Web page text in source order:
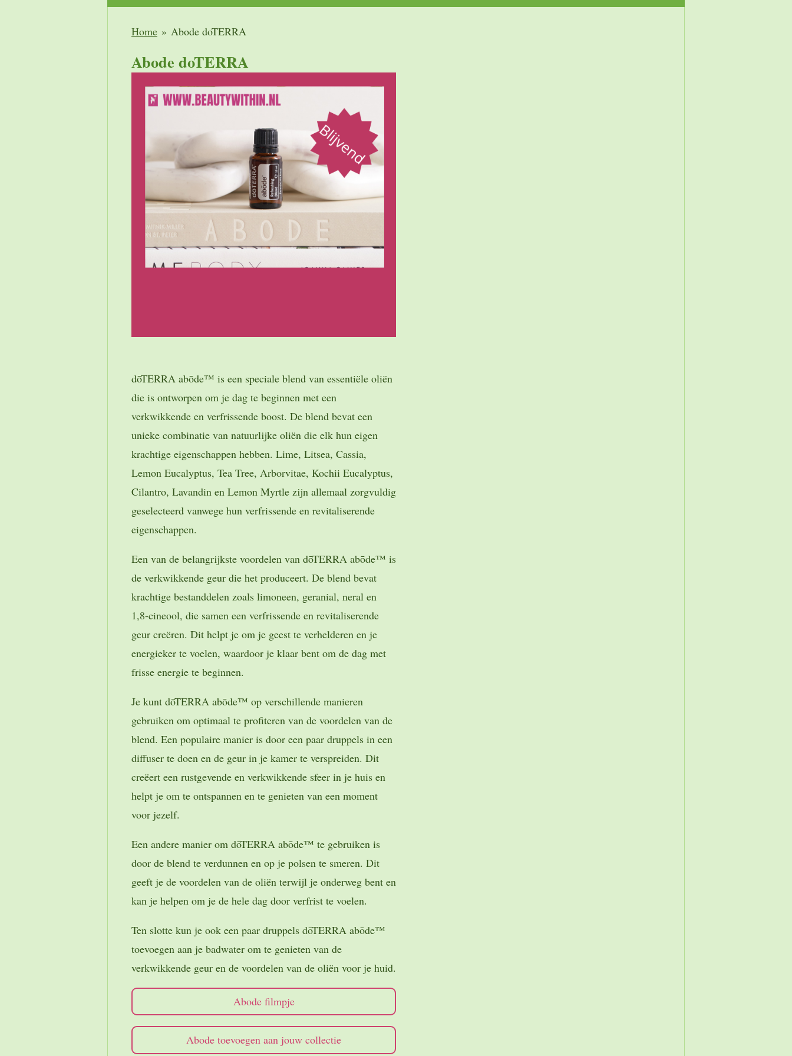
Home » Abode doTERRA
Abode doTERRA
dōTERRA abōde™ is een speciale blend van essentiële oliën
die is ontworpen om je dag te beginnen met een
verkwikkende en verfrissende boost. De blend bevat een
unieke combinatie van natuurlijke oliën die elk hun eigen
krachtige eigenschappen hebben. Lime, Litsea, Cassia,
Lemon Eucalyptus, Tea Tree, Arborvitae, Kochii Eucalyptus,
Cilantro, Lavandin en Lemon Myrtle zijn allemaal zorgvuldig
geselecteerd vanwege hun verfrissende en revitaliserende
eigenschappen.
Een van de belangrijkste voordelen van dōTERRA abōde™ is
de verkwikkende geur die het produceert. De blend bevat
krachtige bestanddelen zoals limoneen, geranial, neral en
1,8-cineool, die samen een verfrissende en revitaliserende
geur creëren. Dit helpt je om je geest te verhelderen en je
energieker te voelen, waardoor je klaar bent om de dag met
frisse energie te beginnen.
Je kunt dōTERRA abōde™ op verschillende manieren
gebruiken om optimaal te profiteren van de voordelen van de
blend. Een populaire manier is door een paar druppels in een
diffuser te doen en de geur in je kamer te verspreiden. Dit
creëert een rustgevende en verkwikkende sfeer in je huis en
helpt je om te ontspannen en te genieten van een moment
voor jezelf.
Een andere manier om dōTERRA abōde™ te gebruiken is
door de blend te verdunnen en op je polsen te smeren. Dit
geeft je de voordelen van de oliën terwijl je onderweg bent en
kan je helpen om je de hele dag door verfrist te voelen.
Ten slotte kun je ook een paar druppels dōTERRA abōde™
toevoegen aan je badwater om te genieten van de
verkwikkende geur en de voordelen van de oliën voor je huid.
Abode filmpje
Abode toevoegen aan jouw collectie